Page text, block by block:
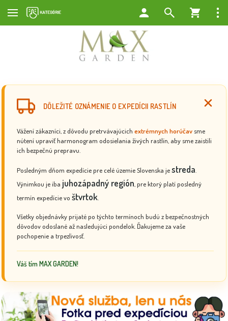
DÔLEŽITÉ OZNÁMENIE O EXPEDÍCII RASTLÍN
Vážení zákazníci, z dôvodu pretrvávajúcich extrémnych horúčav sme
nútení upraviť harmonogram odosielania živých rastlín, aby sme zaistili
ich bezpečnú prepravu.
Posledným dňom expedície pre celé územie Slovenska jestreda
Výnimkou je iba juhozápadný región , pre ktorý platí posledný
termín expedície vo štvrtok
Všetky objednávky prijaté po týchto termínoch budú z bezpečnostných
dôvodov odoslané až nasledujúci pondelok. Ďakujeme za vaše
pochopenie a trpezlivosť.
Váš tím MAX GARDEN!